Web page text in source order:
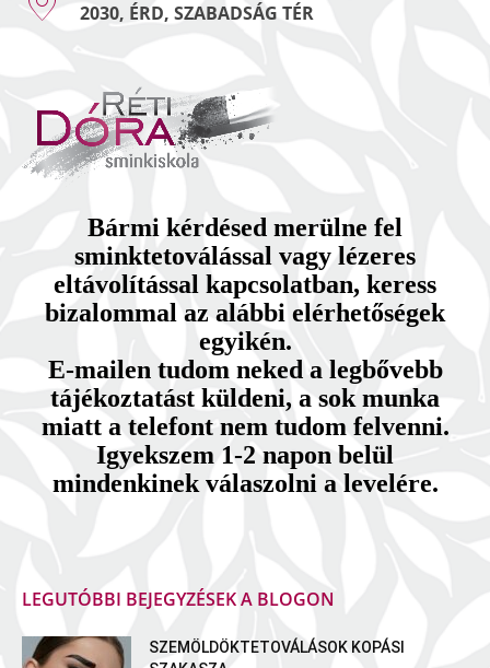
2030, ÉRD, SZABADSÁG TÉR
Bármi kérdésed merülne fel
sminktetoválással vagy lézeres
eltávolítással kapcsolatban, keress
bizalommal az alábbi elérhetőségek
egyikén.
E-mailen tudom neked a legbővebb
tájékoztatást küldeni, a sok munka
miatt a telefont nem tudom felvenni.
Igyekszem 1-2 napon belül
mindenkinek válaszolni a levelére.
LEGUTÓBBI BEJEGYZÉSEK A BLOGON
SZEMÖLDÖKTETOVÁLÁSOK KOPÁSI